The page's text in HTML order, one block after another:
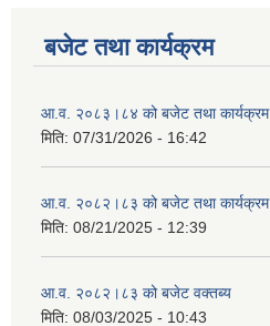
बजेट तथा कार्यक्रम
आ.व. २०८३।८४ को बजेट तथा कार्यक्रम
मिति: 07/31/2026 - 16:42
आ.व. २०८२।८३ को बजेट तथा कार्यक्रम
मिति: 08/21/2025 - 12:39
आ.व. २०८२।८३ को बजेट वक्तब्य
मिति: 08/03/2025 - 10:43